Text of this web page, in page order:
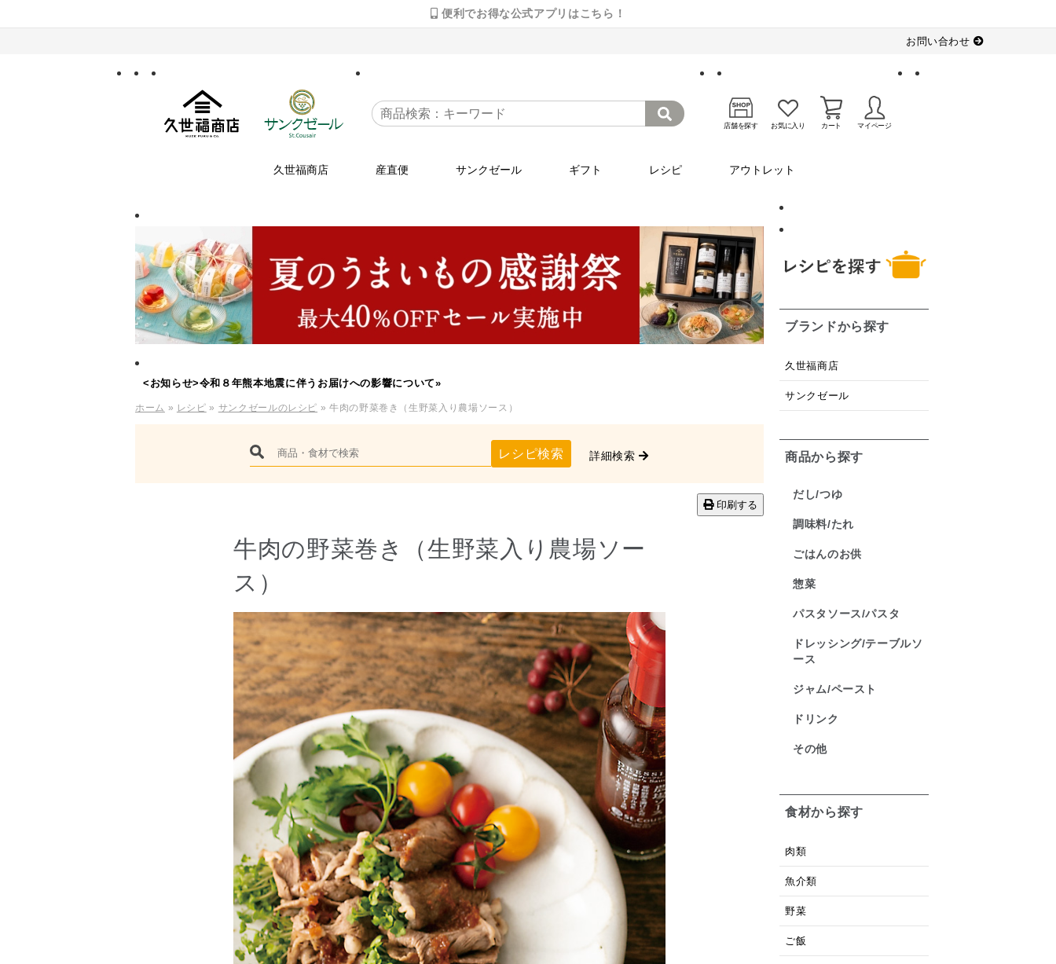
便利でお得な公式アプリはこちら！
お問い合わせ
店舗を探す お気に入り カート マイページ
久世福商店 産直便 サンクゼール ギフト レシピ アウトレット
<お知らせ>令和８年熊本地震に伴うお届けへの影響について»
ホーム » レシピ » サンクゼールのレシピ » 牛肉の野菜巻き（生野菜入り農場ソース）
レシピ検索 詳細検索
印刷する
牛肉の野菜巻き（生野菜入り農場ソー
ス）
ブランドから探す
久世福商店
サンクゼール
商品から探す
だし/つゆ
調味料/たれ
ごはんのお供
惣菜
パスタソース/パスタ
ドレッシング/テーブルソ
ース
ジャム/ペースト
ドリンク
その他
食材から探す
肉類
魚介類
野菜
ご飯